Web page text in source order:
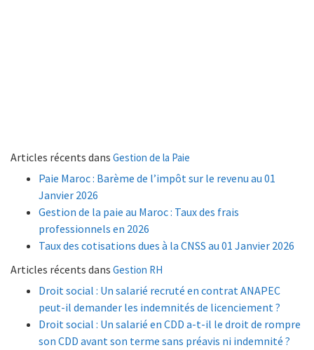
Articles récents dans Gestion de la Paie
Paie Maroc : Barème de l’impôt sur le revenu au 01
Janvier 2026
Gestion de la paie au Maroc : Taux des frais
professionnels en 2026
Taux des cotisations dues à la CNSS au 01 Janvier 2026
Articles récents dans Gestion RH
Droit social : Un salarié recruté en contrat ANAPEC
peut-il demander les indemnités de licenciement ?
Droit social : Un salarié en CDD a-t-il le droit de rompre
son CDD avant son terme sans préavis ni indemnité ?